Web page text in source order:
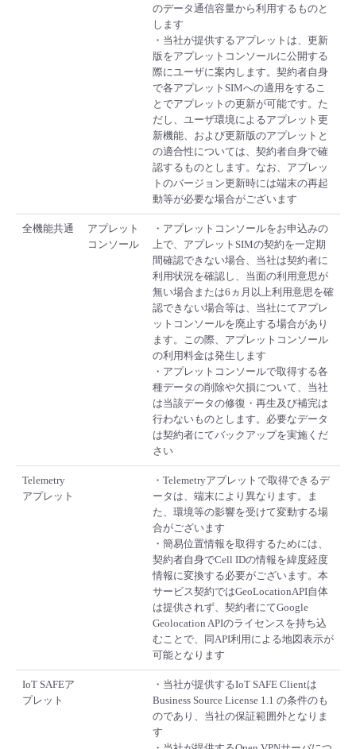
のデータ通信容量から利用するものと
します
・当社が提供するアプレットは、更新
版をアプレットコンソールに公開する
際にユーザに案内します。契約者自身
で各アプレットSIMへの適用をするこ
とでアプレットの更新が可能です。た
だし、ユーザ環境によるアプレット更
新機能、および更新版のアプレットと
の適合性については、契約者自身で確
認するものとします。なお、アプレッ
トのバージョン更新時には端末の再起
動等が必要な場合がございます
全機能共通
アプレット
コンソール
・アプレットコンソールをお申込みの
上で、アプレットSIMの契約を一定期
間確認できない場合、当社は契約者に
利用状況を確認し、当面の利用意思が
無い場合または6ヵ月以上利用意思を確
認できない場合等は、当社にてアプレ
ットコンソールを廃止する場合があり
ます。この際、アプレットコンソール
の利用料金は発生します
・アプレットコンソールで取得する各
種データの削除や欠損について、当社
は当該データの修復・再生及び補完は
行わないものとします。必要なデータ
は契約者にてバックアップを実施くだ
さい
Telemetry
アプレット
・Telemetryアプレットで取得できるデ
ータは、端末により異なります。ま
た、環境等の影響を受けて変動する場
合がございます
・簡易位置情報を取得するためには、
契約者自身でCell IDの情報を緯度経度
情報に変換する必要がございます。本
サービス契約ではGeoLocationAPI自体
は提供されず、契約者にてGoogle
Geolocation APIのライセンスを持ち込
むことで、同API利用による地図表示が
可能となります
IoT SAFEア
プレット
・当社が提供するIoT SAFE Clientは
Business Source License 1.1 の条件のも
のであり、当社の保証範囲外となりま
す